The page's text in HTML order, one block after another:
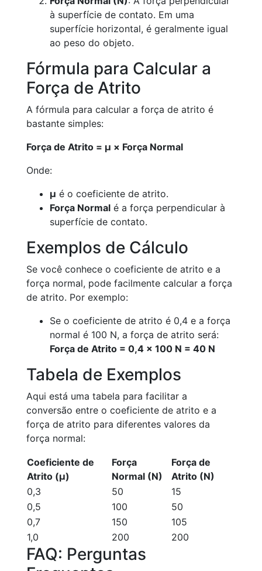
à superfície de contato. Em uma
superfície horizontal, é geralmente igual
ao peso do objeto.
Fórmula para Calcular a
Força de Atrito
A fórmula para calcular a força de atrito é
bastante simples:
Força de Atrito = μ × Força Normal
Onde:
μ é o coeficiente de atrito.
Força Normal é a força perpendicular à
superfície de contato.
Exemplos de Cálculo
Se você conhece o coeficiente de atrito e a
força normal, pode facilmente calcular a força
de atrito. Por exemplo:
Se o coeficiente de atrito é 0,4 e a força
normal é 100 N, a força de atrito será:
Força de Atrito = 0,4 × 100 N = 40 N
Tabela de Exemplos
Aqui está uma tabela para facilitar a
conversão entre o coeficiente de atrito e a
força de atrito para diferentes valores da
força normal:
Coeficiente de
Atrito (μ)
Força
Normal (N)
Força de
Atrito (N)
0,3
50
15
0,5
100
50
0,7
150
105
1,0
200 200
FAQ: Perguntas